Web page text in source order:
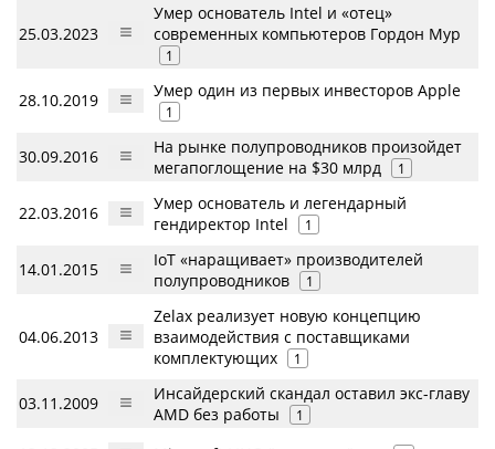
25.03.2023
Умер основатель Intel и «отец»
современных компьютеров Гордон Мур
1
28.10.2019 Умер один из первых инвесторов Apple
1
30.09.2016
На рынке полупроводников произойдет
мегапоглощение на $30 млрд
1
22.03.2016
Умер основатель и легендарный
гендиректор Intel
1
14.01.2015
IoT «наращивает» производителей
полупроводников
1
04.06.2013
Zelax реализует новую концепцию
взаимодействия с поставщиками
комплектующих
1
03.11.2009
Инсайдерский скандал оставил экс-главу
AMD без работы
1